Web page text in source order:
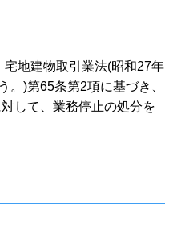
地建物取引業法(昭和27年
。)第65条第2項に基づき、
して、業務停止の処分を